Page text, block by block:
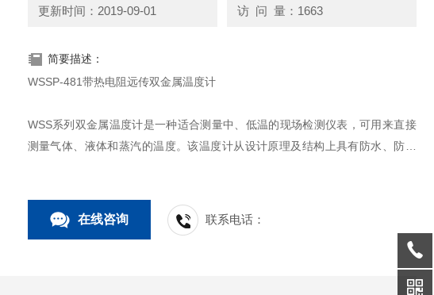
更新时间：2019-09-01 访 问 量：1663
简要描述：
WSSP-481带热电阻远传双金属温度计
WSS系列双金属温度计是一种适合测量中、低温的现场检测仪表，可用来直接
测量气体、液体和蒸汽的温度。该温度计从设计原理及结构上具有防水、防腐
用于石油、 化工、机械、船舶、发电、纺织、印染等工业和科研部门。
在线咨询 联系电话：